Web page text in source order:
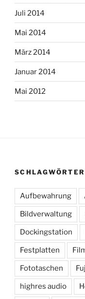
Juli 2014
Mai 2014
März 2014
Januar 2014
Mai 2012
SCHLAGWÖRTER
Aufbewahrung
Bildverwaltung
Dockingstation
Festplatten
Fototaschen
highres audio